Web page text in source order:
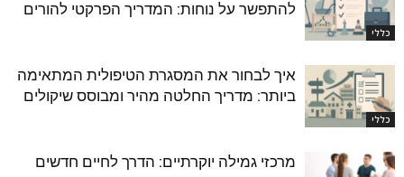
כללי
להתפשר על נוחות: המדריך הפרקטי להורים
כללי
איך לבחור את המסגרת הטיפולית המתאימה
ביותר: מדריך החלטה מהיר ומבוסס שיקולים
מרכזי גמילה יוקרתיים: הדרך לחיים חדשים